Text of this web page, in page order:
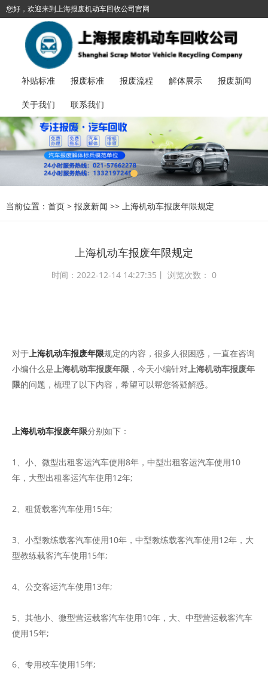
您好，欢迎来到上海报废机动车回收公司官网
报废汽车服务热线：
021-57662278
补贴标准 报废标准 报废流程 解体展示 报废新闻
关于我们 联系我们
当前位置： 首页 > 报废新闻 >> 上海机动车报废年限规定
上海机动车报废年限规定​
时间：2022-12-14 14:27:35丨 浏览次数： 0
对于上海机动车报废年限规定的内容，很多人很困惑，一直在咨询
小编什么是上海机动车报废年限 ，今天小编针对上海机动车报废年
限的问题，梳理了以下内容，希望可以帮您答疑解惑。
上海机动车报废年限分别如下：
1、小、微型出租客运汽车使用8年，中型出租客运汽车使用10
年，大型出租客运汽车使用12年;
2、租赁载客汽车使用15年;
3、小型教练载客汽车使用10年，中型教练载客汽车使用12年，大
型教练载客汽车使用15年;
4、公交客运汽车使用13年;
5、其他小、微型营运载客汽车使用10年，大、中型营运载客汽车
使用15年;
6、专用校车使用15年;